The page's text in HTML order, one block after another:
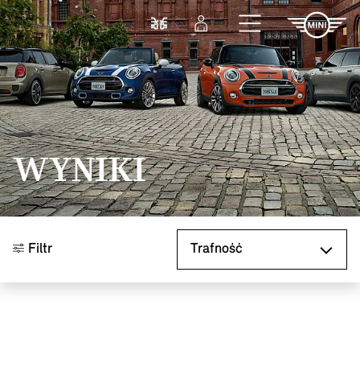
Przejdź do głównej treści
PorównajZaloguj się
WYNIKI
Filtr